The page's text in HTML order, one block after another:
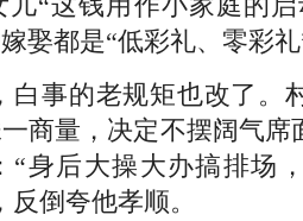
儿“这钱用作小家庭的
娶都是“低彩礼、零彩
白事的老规矩也改了。
商量，决定不摆阔气席
“身后大操大办搞排场
倒夸他孝顺。